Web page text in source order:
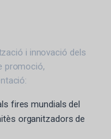
i innovació dels
promoció,
fires mundials del
organitzadors de